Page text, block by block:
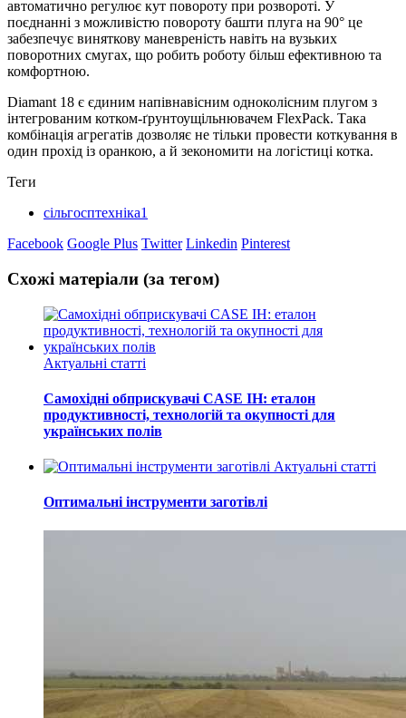
автоматично регулює кут повороту при розвороті. У
поєднанні з можливістю повороту башти плуга на 90° це
забезпечує виняткову маневреність навіть на вузьких
поворотних смугах, що робить роботу більш ефективною та
комфортною.
Diamant 18 є єдиним напівнавісним одноколісним плугом з
інтегрованим котком-ґрунтоущільнювачем FlexPack. Така
комбінація агрегатів дозволяє не тільки провести коткування в
один прохід із оранкою, а й зекономити на логістиці котка.
Теги
сільгосптехніка1
Facebook Google Plus Twitter Linkedin Pinterest
Схожі матеріали (за тегом)
Актуальні статті
Самохідні обприскувачі CASE IH: еталон
продуктивності, технологій та окупності для
українських полів
Актуальні статті
Оптимальні інструменти заготівлі